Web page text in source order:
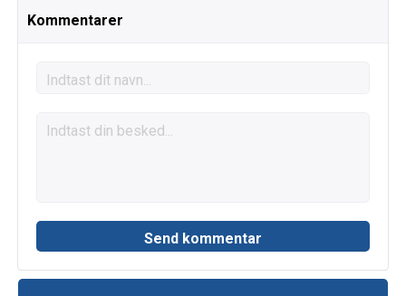
Kommentarer